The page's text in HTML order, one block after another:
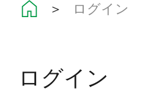
＞ ログイン
ログイン